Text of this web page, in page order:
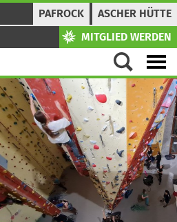
PAFROCK
ASCHER HÜTTE
MITGLIED WERDEN